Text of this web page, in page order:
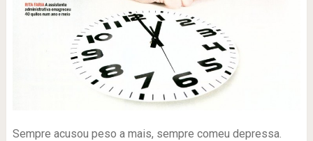
Sempre acusou peso a mais, sempre comeu depressa.